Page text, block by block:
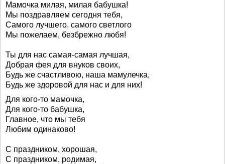
Мамочка милая, милая бабушка!
Мы поздравляем сегодня тебя,
Самого лучшего, самого светлого
Мы пожелаем, безбрежно любя!
Ты для нас самая-самая лучшая,
Добрая фея для внуков своих,
Будь же счастливою, наша мамулечка,
Будь же здоровой для нас и для них!
Для кого-то мамочка,
Для кого-то бабушка,
Главное, что мы тебя
Любим одинаково!
С праздником, хорошая,
С праздником, родимая,